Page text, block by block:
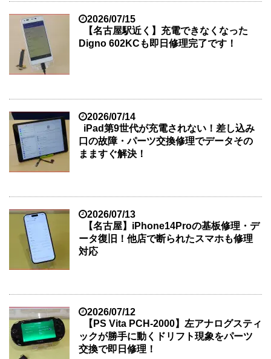
2026/07/15
【名古屋駅近く】充電できなくなった
Digno 602KCも即日修理完了です！
2026/07/14
iPad第9世代が充電されない！差し込み
口の故障・パーツ交換修理でデータその
まますぐ解決！
2026/07/13
【名古屋】iPhone14Proの基板修理・デ
ータ復旧！他店で断られたスマホも修理
対応
2026/07/12
【PS Vita PCH-2000】左アナログスティ
ックが勝手に動くドリフト現象をパーツ
交換で即日修理！